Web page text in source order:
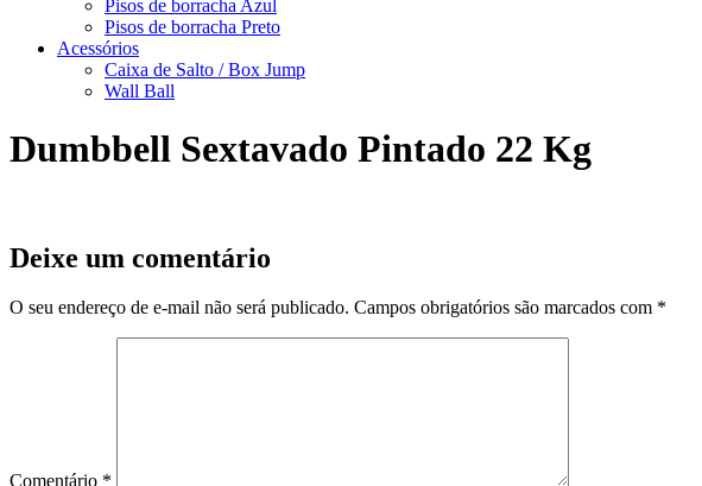
Pisos de borracha Azul
Pisos de borracha Preto
Acessórios
Caixa de Salto / Box Jump
Wall Ball
Dumbbell Sextavado Pintado 22 Kg
Deixe um comentário
O seu endereço de e-mail não será publicado. Campos obrigatórios são marcados com *
Comentário *